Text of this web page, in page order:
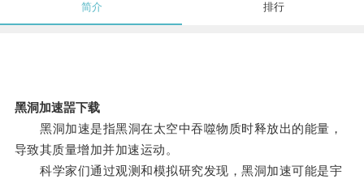
简介 排行
黑洞加速噐下载
黑洞加速是指黑洞在太空中吞噬物质时释放出的能量，
导致其质量增加并加速运动。
科学家们通过观测和模拟研究发现，黑洞加速可能是宇